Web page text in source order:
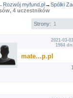
Rozwój myfund.pl→Spólki
4 uczestników
Strony: 1
2021-03-
1984
mate...p.pl